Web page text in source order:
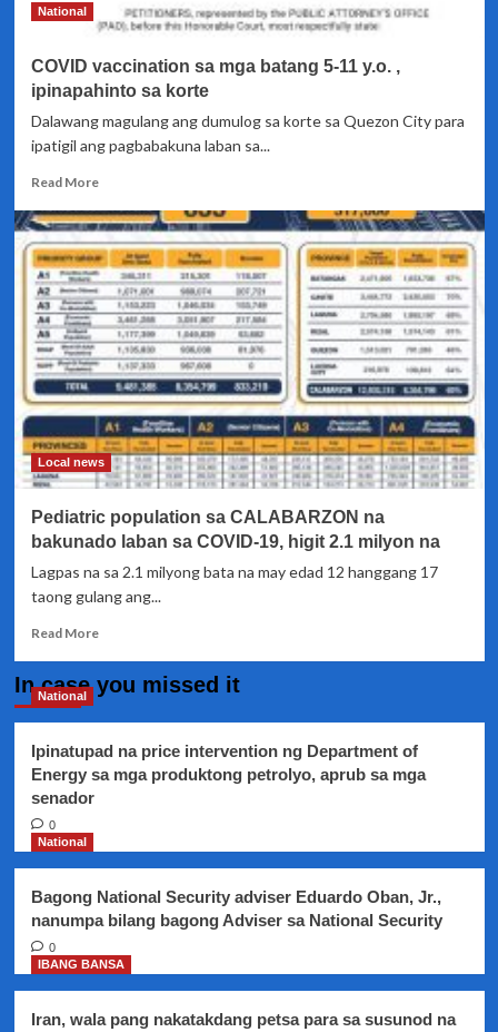
National
COVID vaccination sa mga batang 5-11 y.o. ,
ipinapahinto sa korte
Dalawang magulang ang dumulog sa korte sa Quezon City para
ipatigil ang pagbabakuna laban sa...
Read MoreRead
about
COVID
vaccination
sa
mga
batang
5-
11
y.o.
,
ipinapahinto
sa
korte
Local news
Pediatric population sa CALABARZON na
bakunado laban sa COVID-19, higit 2.1 milyon na
Lagpas na sa 2.1 milyong bata na may edad 12 hanggang 17
taong gulang ang...
Read MoreRead
Pediatric
CALABARZON
na
higit
2.1
na
In case you missed it
National
Ipinatupad na price intervention ng Department of
Energy sa mga produktong petrolyo, aprub sa mga
senador
0
National
Bagong National Security adviser Eduardo Oban, Jr.,
nanumpa bilang bagong Adviser sa National Security
0
IBANG BANSA
Iran, wala pang nakatakdang petsa para sa susunod na